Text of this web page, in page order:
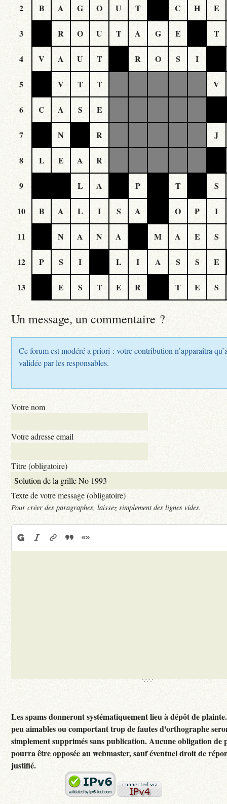
2 B A G O U T C H E
3 R O U T A G E T
4 V A U T R O S I
5 V T T V
6 C A S E
7 N R J
8 L E A R
9 L A P T S
10 B A L I S A O P I
11 N A N A M A E S
12 P S I L I A S S E
13 E S T E R T E S
Un message, un commentaire ?
Ce forum est modéré a priori : votre contribution n’apparaîtra
validée par les responsables.
Votre nom
Votre adresse email
Titre (obligatoire)
Texte de votre message (obligatoire)
Pour créer des paragraphes, laissez simplement des lignes vides.
Les spams donneront systématiquement lieu à dépôt de plainte.
peu aimables ou comportant trop de fautes d'orthographe
simplement supprimés sans publication. Aucune obligation de
pourra être opposée au webmaster, sauf éventuel droit de
justifié.